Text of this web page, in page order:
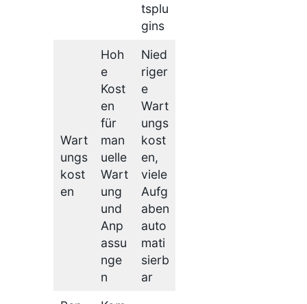
tsplu
gins
Wart
ungs
kost
en
Hoh
e
Kost
en
für
man
uelle
Wart
ung
und
Anp
assu
nge
n
Nied
riger
e
Wart
ungs
kost
en,
viele
Aufg
aben
auto
mati
sierb
ar